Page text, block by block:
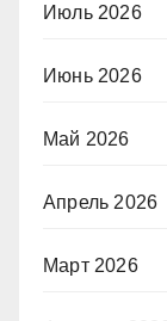
Июль 2026
Июнь 2026
Май 2026
Апрель 2026
Март 2026